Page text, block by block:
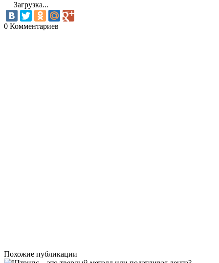
Загрузка...
0 Комментариев
Похожие публикации